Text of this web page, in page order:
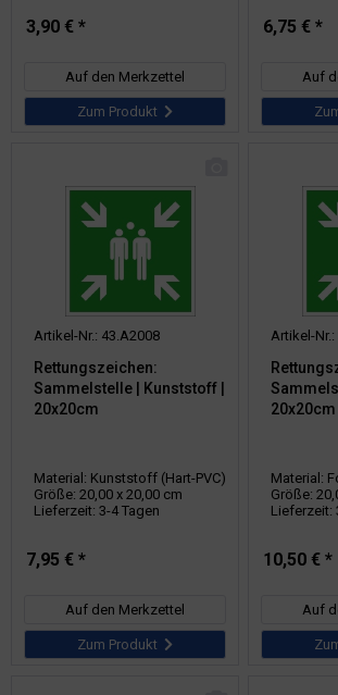
3,90 € *
Auf den Merkzettel
Zum Produkt
6,75 € *
Auf
Artikel-Nr.: 43.A2008
Rettungszeichen:
Sammelstelle | Kunststoff |
20x20cm
Material: Kunststoff (Hart-PVC)
Größe: 20,00 x 20,00 cm
Lieferzeit: 3-4 Tagen
7,95 € *
Auf den Merkzettel
Zum Produkt
Artikel-
20x20cm
Material:
Größe:
Lieferzeit:
10,50 € *
Auf